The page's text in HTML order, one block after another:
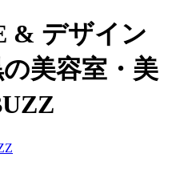
& デザイン
美容室・美